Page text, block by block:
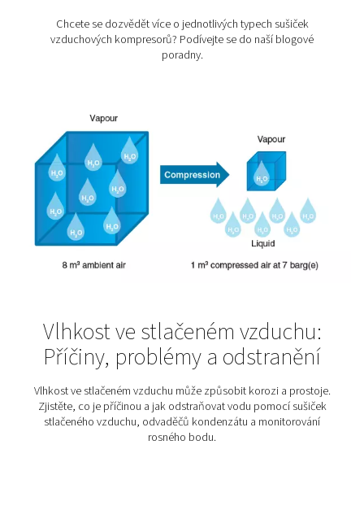
tím pádem i vysoce kvalitní stlačený vzduch. Právě
pohání tkací stavy, trysky, barvicí linky i sušicí
prachu, které by mohly ohrozit citlivé procesy.
Farmaceutický průmysl
Farmacie patří mezi nejpřísněji regulované obory – a